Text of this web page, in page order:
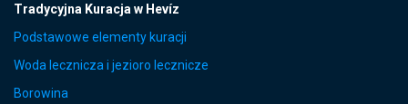
Tradycyjna Kuracja w Hevíz
Podstawowe elementy kuracji
Woda lecznicza i jezioro lecznicze
Borowina